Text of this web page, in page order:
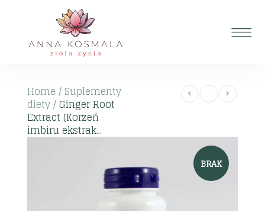
Home / Suplementy
diety/Ginger Root
Extract (Korzeń
imbiru ekstrak...
BRAK